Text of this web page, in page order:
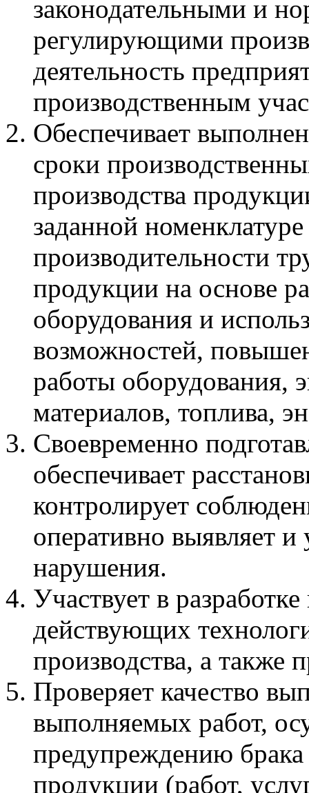
законодательными и
регулирующими
деятельность
производственным
Обеспечивает
сроки
производства
заданной
производительности
продукции на основе
оборудования и
возможностей,
работы оборудования,
материалов, топлива,
Своевременно
обеспечивает
контролирует
оперативно выявляет
нарушения.
Участвует в
действующих
производства, а также
Проверяет качество
выполняемых работ,
предупреждению
продукции (работ,